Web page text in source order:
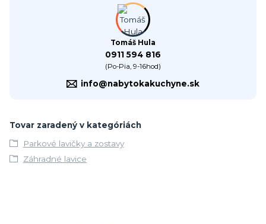
Tomáš Hula
0911 594 816
(Po-Pia, 9-16hod)
info@nabytokakuchyne.sk
Tovar zaradený v kategóriách
Parkové lavičky a zostavy
Záhradné lavice